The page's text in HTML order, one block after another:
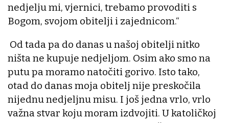
nedjelju mi, vjernici, trebamo provoditi s
Bogom, svojom obitelji i zajednicom.“
Od tada pa do danas u našoj obitelji nitko
ništa ne kupuje nedjeljom. Osim ako smo na
putu pa moramo natočiti gorivo. Isto tako,
otad do danas moja obitelj nije preskočila
nijednu nedjeljnu misu. I još jedna vrlo, vrlo
važna stvar koju moram izdvojiti. U katoličkoj